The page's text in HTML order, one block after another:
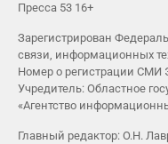
Пресса 53 16+
Зарегистрирован
связи, информационных
Номер о регистрации СМИ
Учредитель: Областное
«Агентство
Главный редактор: О.Н.